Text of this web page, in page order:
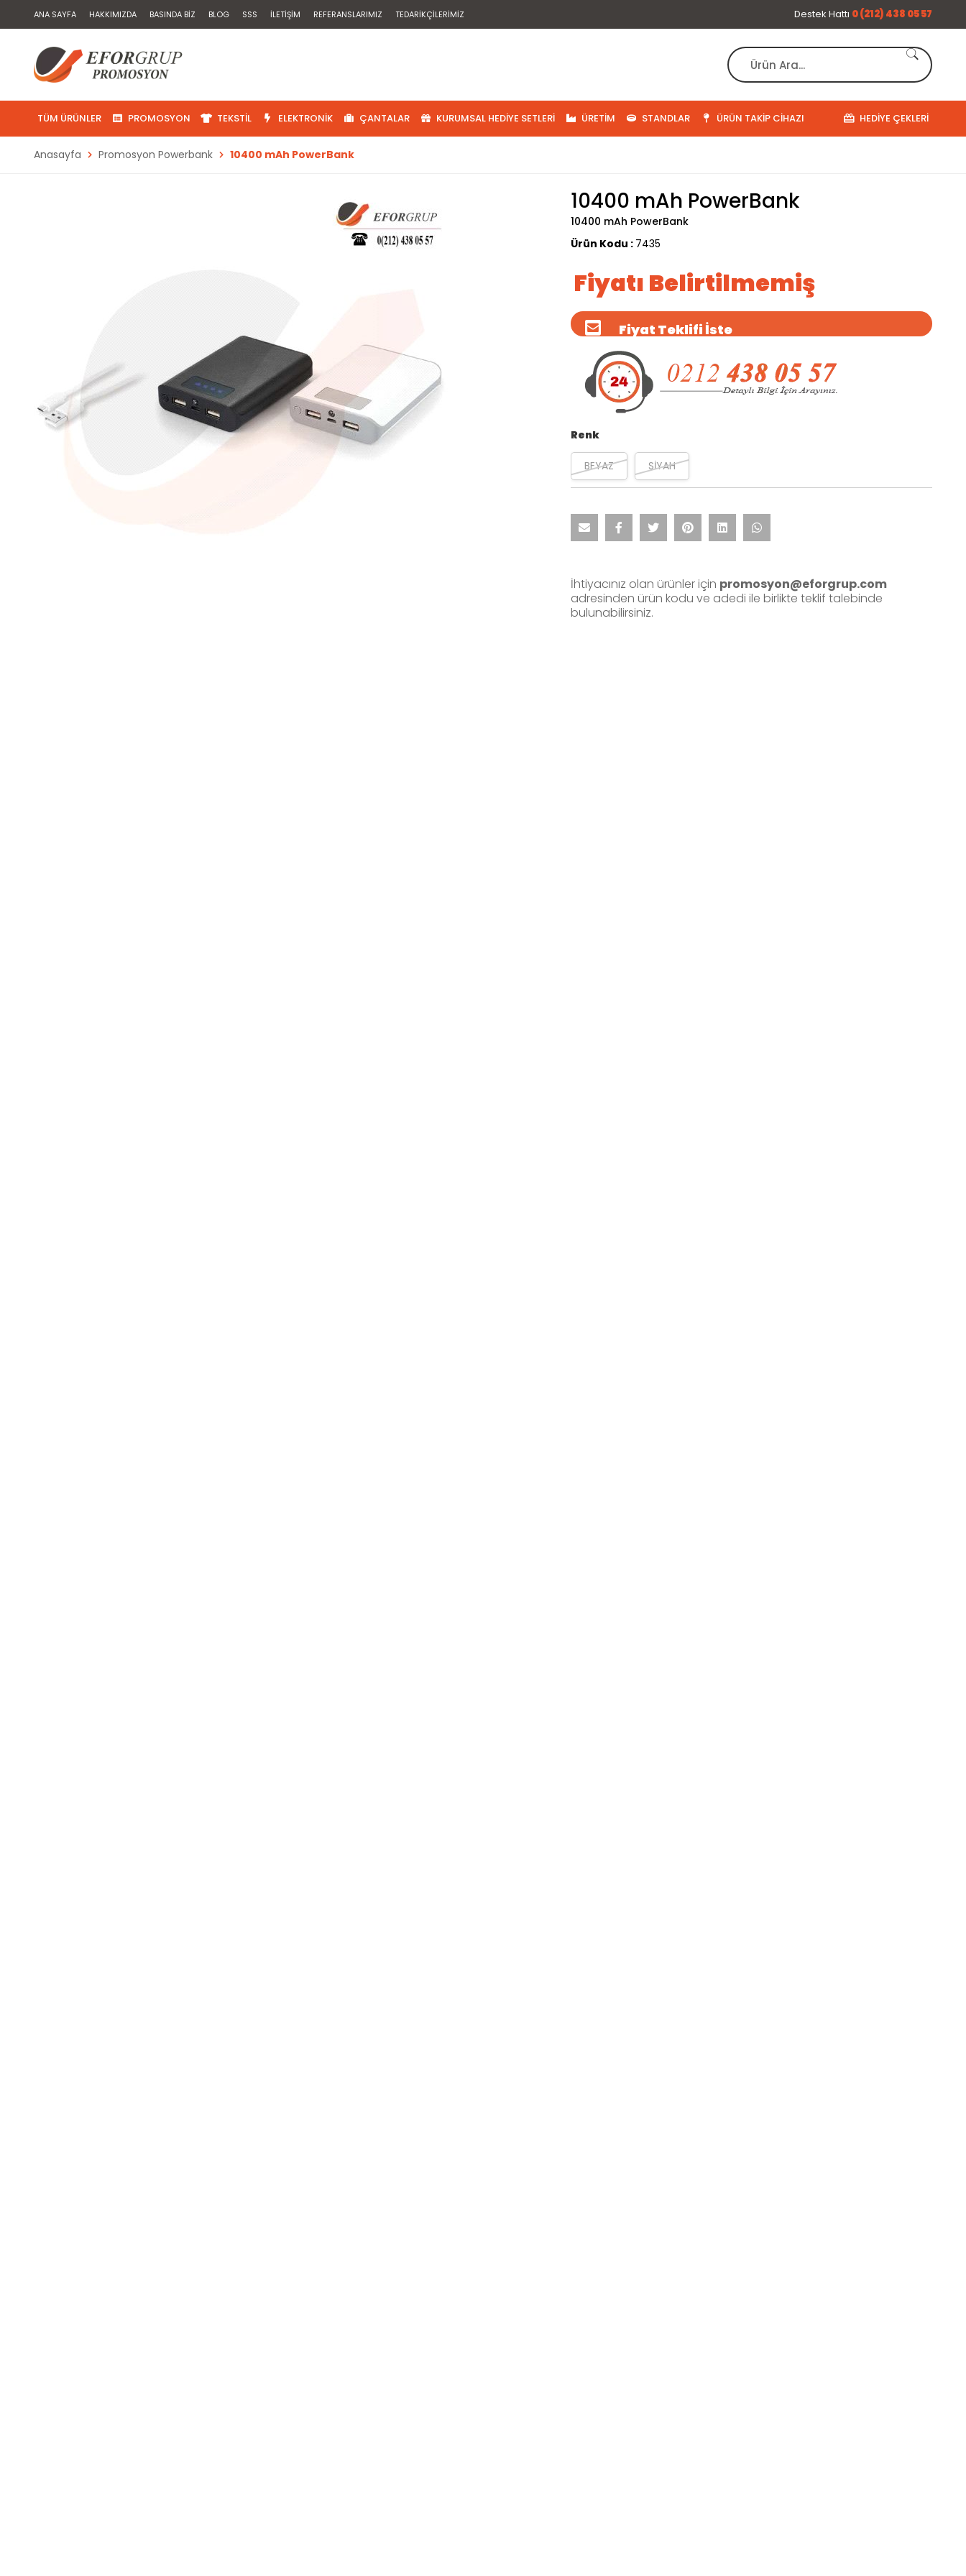
ANA SAYFA HAKKIMIZDA BASINDA BIZ BLOG SSS İLETIŞIM REFERANSLARIMIZ TEDARIKÇILERIMIZ Destek Hattı 0 (212) 438 05 57
TÜM ÜRÜNLER PROMOSYON TEKSTIL ELEKTRONIK ÇANTALAR KURUMSAL HEDIYE SETLERI ÜRETIM HEDIYE ÇEKLERI
STANDLAR ÜRÜN TAKIP CIHAZI
Anasayfa Promosyon Powerbank 10400 mAh PowerBank
10400 mAh PowerBank
10400 mAh PowerBank
Ürün Kodu : 7435
Fiyatı Belirtilmemiş
Fiyat Teklifi İste
Renk
BEYAZ SİYAH
İhtiyacınız olan ürünler için promosyon@eforgrup.com
adresinden ürün kodu ve adedi ile birlikte teklif talebinde
bulunabilirsiniz.